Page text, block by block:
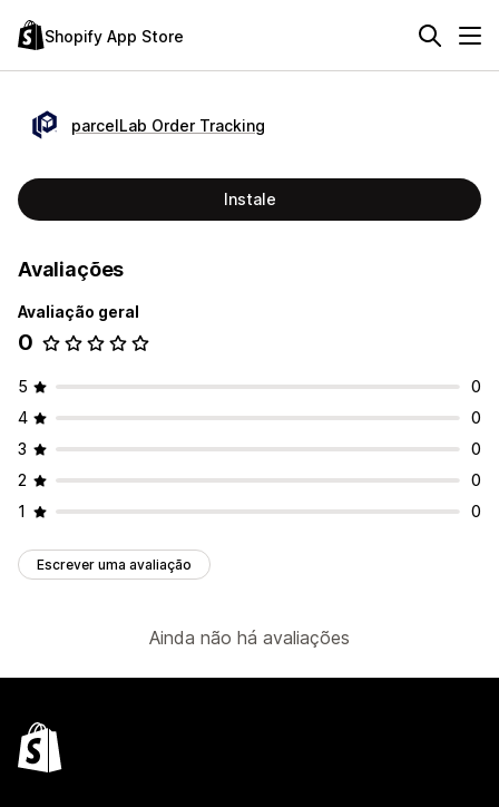
Shopify App Store
parcelLab Order Tracking
Instale
Avaliações
Avaliação geral
0
5
0
4
0
3
0
2
0
1
0
Escrever uma avaliação
Ainda não há avaliações